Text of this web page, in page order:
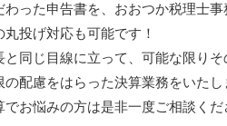
わった申告書を、おおつか税理士
丸投げ対応も可能です！
と同じ目線に立って、可能な限り
の配慮をはらった決算業務をいたし
でお悩みの方は是非一度ご相談くだ